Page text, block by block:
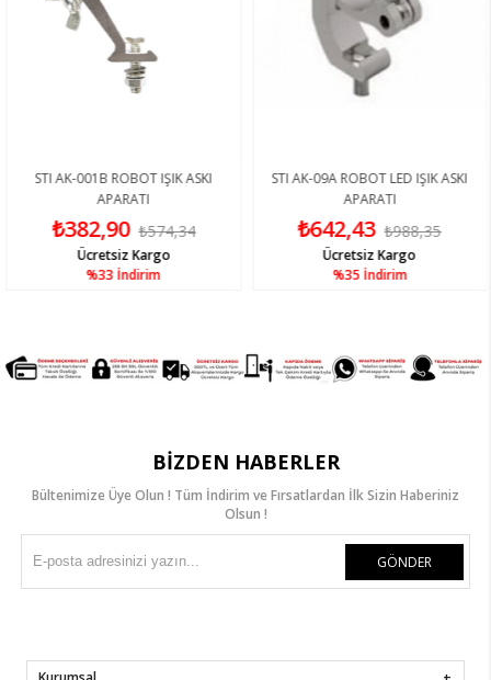
STI AK-001B ROBOT IŞIK ASKI
APARATI
₺382,90 ₺574,34
%33İndirim
Ücretsiz Kargo
STI AK-09A ROBOT LED IŞIK ASKI
APARATI
₺642,43 ₺988,35
%35İndirim
Ücretsiz Kargo
BIZDEN HABERLER
Bültenimize Üye Olun ! Tüm İndirim ve Fırsatlardan İlk Sizin Haberiniz
Olsun !
GÖNDER